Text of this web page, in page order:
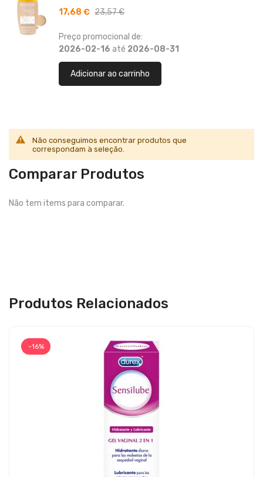
17,68 € 23,57 €
Preço promocional de:
2026-02-16 até 2026-08-31
Adicionar ao carrinho
Não conseguimos encontrar produtos que
correspondam à seleção.
Comparar Produtos
Não tem items para comparar.
Produtos Relacionados
-16%